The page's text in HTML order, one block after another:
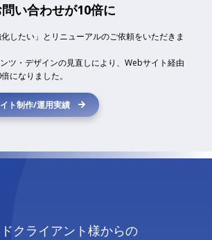
い合わせが10倍に
化したい」とリニューアルのご依頼をいただきま
ツ・デザインの見直しにより、Webサイト経由
になりました。
ト制作/運用実績
クライアント様からの